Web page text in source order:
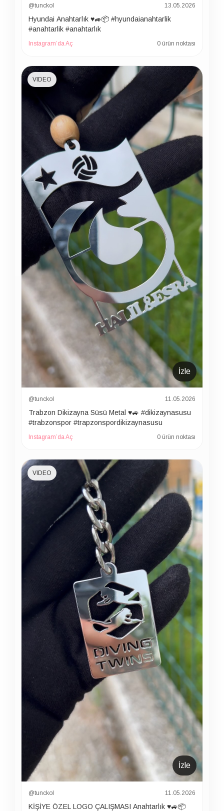
@tunckol 13.05.2026
Hyundai Anahtarlık ♥️🚙📦 #hyundaianahtarlik
#anahtarlik #anahtarlık
Instagram’da Aç 0 ürün noktası
İzle
VIDEO
@tunckol 11.05.2026
Trabzon Dikizayna Süsü Metal ♥️🚙 #dikizaynasusu
#trabzonspor #trapzonspordikizaynasusu
Instagram’da Aç 0 ürün noktası
İzle
VIDEO
@tunckol 11.05.2026
KİŞİYE ÖZEL LOGO ÇALIŞMASI Anahtarlık ♥️🚙📦